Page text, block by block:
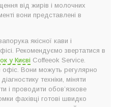
від жирів і молочних
вони представлені в
якісної кави і
Рекомендуємо звертатися в
у Києві Coffeeok Service.
Вони можуть регулярно
техніки, міняти
і проводити обов’язкове
фахівці готові швидко